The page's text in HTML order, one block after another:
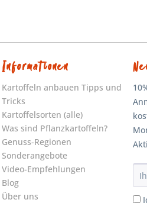
Informationen
Kartoffeln anbauen Tipps und
Tricks
Kartoffelsorten (alle)
Was sind Pflanzkartoffeln?
Genuss-Regionen
Sonderangebote
Video-Empfehlungen
Blog
Über uns